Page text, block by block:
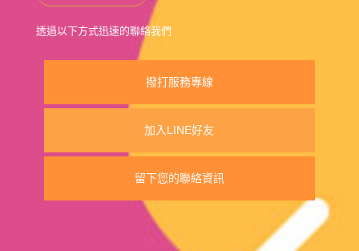
透過以下方式迅速的聯絡我們
撥打服務專線
加入LINE好友
留下您的聯絡資訊